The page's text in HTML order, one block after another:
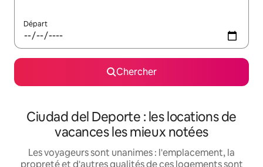
Départ
Chercher
Ciudad del Deporte : les locations de
vacances les mieux notées
Les voyageurs sont unanimes : l'emplacement, la
propreté et d'autres qualités de ces logements sont